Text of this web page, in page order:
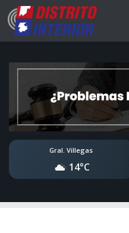
Gral. Villegas
14°C